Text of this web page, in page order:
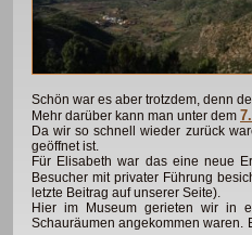
Schön war es aber trotzdem, denn
Mehr darüber kann man unter dem
Da wir so schnell wieder zurück
geöffnet ist.
Für Elisabeth war das eine neue
Besucher mit privater Führung
letzte Beitrag auf unserer Seite).
Hier im Museum gerieten wir in
Schauräumen angekommen waren.